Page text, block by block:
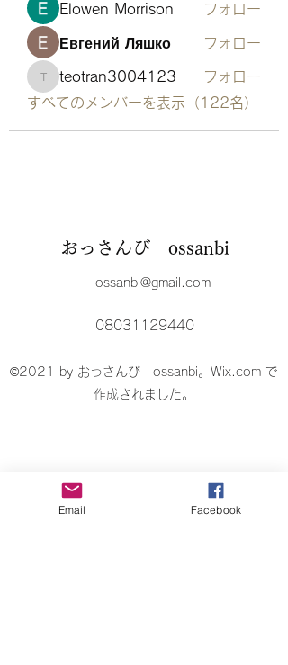
Elowen Morrison フォロー
Евгений Ляшко フォロー
teotran3004123
teotran3004123
フォロー
すべてのメンバーを表示（122名）
おっさんび ossanbi
ossanbi@gmail.com
08031129440
©2021 by おっさんび ossanbi。Wix.com で
作成されました。
Email Facebook